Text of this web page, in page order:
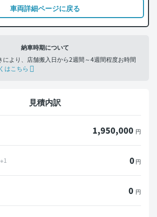
車両詳細ページに戻る
納車時期について
により、店舗搬入日から2週間～4週間程度お時間
はこちら
見積内訳
1,950,000 円
※1 0 円
0 円